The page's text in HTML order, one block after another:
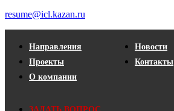
resume@icl.kazan.ru
Направления
Проекты
О компании
Новости
Контакты